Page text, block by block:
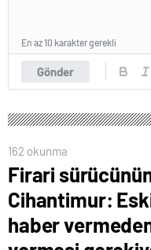
Gönder
En az 10 karakter gerekli
162 okunma
Firari
Cihantimur:
haber